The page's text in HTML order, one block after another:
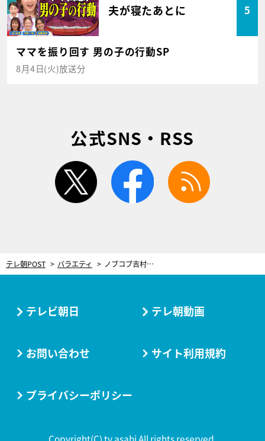
夫が寝たあとに 5
ママを振り回す 男の子の行動SP
8月4日(火)放送分
公式SNS・RSS
twitter facebook
テレ朝POST バラエティ ノブコブ吉村、仲間の本音に「嬉しすぎて言葉にならない」 さらに相方の“神発言”で…
テレビ朝日 テレ朝動画
お問い合わせ サイト利用規約
プライバシーポリシー